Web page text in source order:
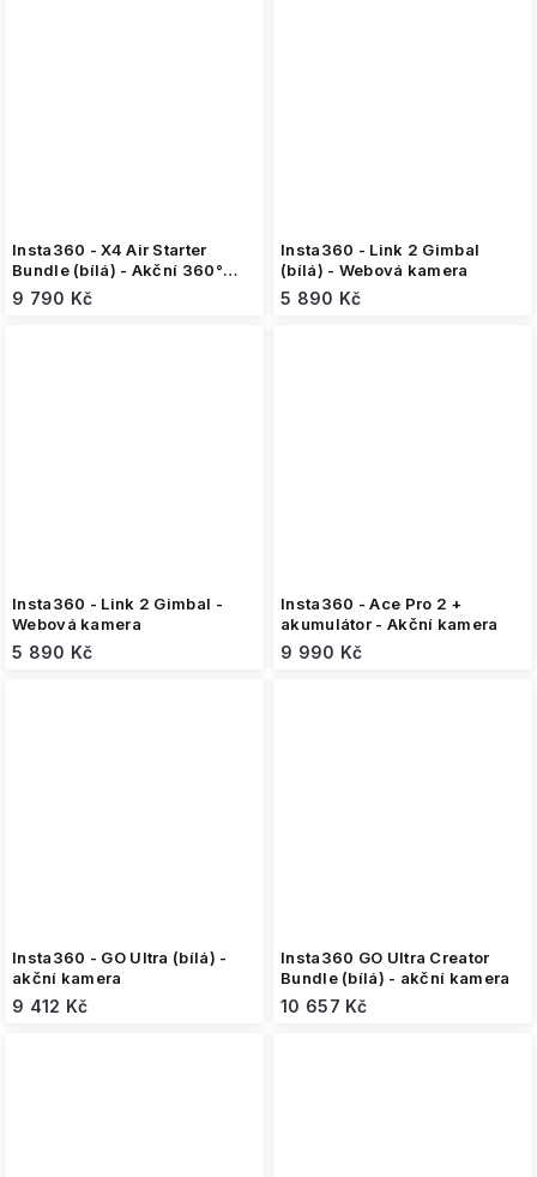
Insta360 - X4 Air Starter
Bundle (bílá) - Akční 360°
kamera
9 790 Kč
Insta360 - Link 2 Gimbal
(bílá) - Webová kamera
5 890 Kč
Insta360 - Link 2 Gimbal -
Webová kamera
5 890 Kč
Insta360 - Ace Pro 2 +
akumulátor - Akční kamera
9 990 Kč
Insta360 - GO Ultra (bílá) -
akční kamera
9 412 Kč
Insta360 GO Ultra Creator
Bundle (bílá) - akční kamera
10 657 Kč